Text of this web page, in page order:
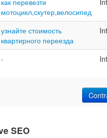
как перевезти
мотоцикл,скутер,велосипед
узнайте стоимость
квартирного переезда
-
SEO